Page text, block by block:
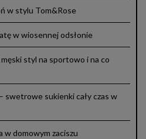
w stylu Tom&Rose
w wiosennej odsłonie
styl na sportowo i na co
swetrowe sukienki cały czas w
w domowym zaciszu